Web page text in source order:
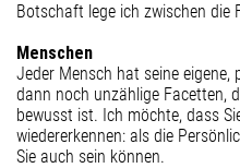
Botschaft lege ich zwischen die
Menschen
Jeder Mensch hat seine
dann noch unzählige Facetten,
bewusst ist. Ich möchte, dass
wiedererkennen: als die
Sie auch sein können.